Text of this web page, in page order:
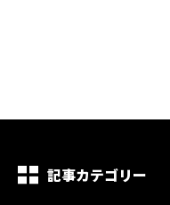
記事カテゴリー